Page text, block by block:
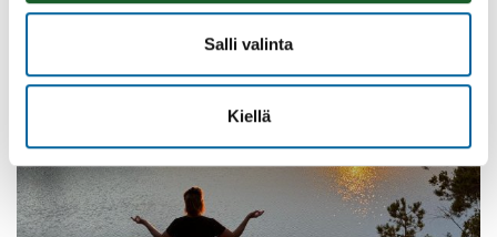
Salli valinta
Kiellä